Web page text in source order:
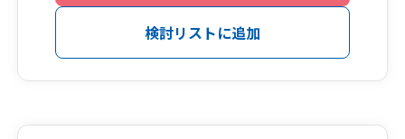
検討リストに追加